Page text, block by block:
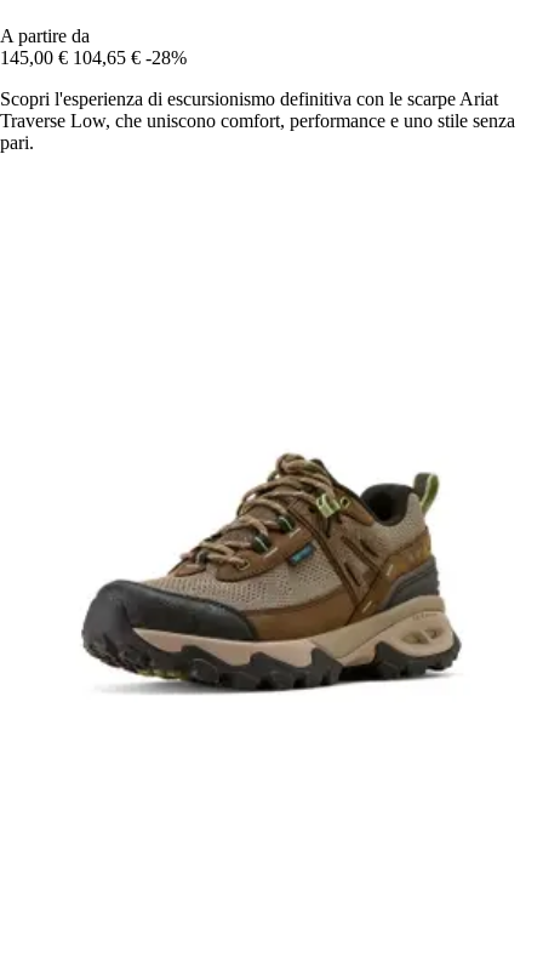
A partire da
145,00 € 104,65 € -28%
Scopri l'esperienza di escursionismo definitiva con le scarpe Ariat
Traverse Low, che uniscono comfort, performance e uno stile senza
pari.